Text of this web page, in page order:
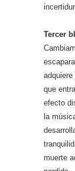
Tercer
que
efecto
la
muerte